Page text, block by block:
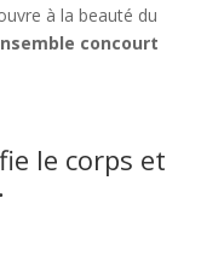
à la beauté du
concourt
le corps et